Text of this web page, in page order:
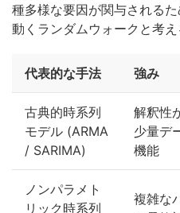
種多様な要因が関与される
動くランダムウォークと考え
代表的な手法 強み
古典的時系列
モデル (ARMA
/ SARIMA)
解釈性
少量デ
機能
ノンパラメト
リック時系列
複雑な